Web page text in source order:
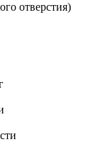
отверстия)